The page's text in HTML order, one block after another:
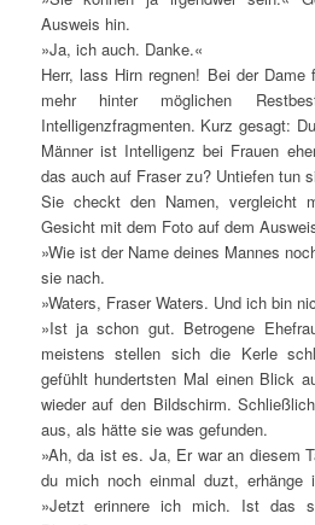
Ausweis hin.
»Ja, ich auch. Danke.«
Herr, lass Hirn regnen! Bei der
mehr hinter möglichen
Intelligenzfragmenten. Kurz gesagt:
Männer ist Intelligenz bei Frauen
das auch auf Fraser zu? Untiefen tun
Sie checkt den Namen, vergleicht
Gesicht mit dem Foto auf dem
»Wie ist der Name deines Mannes
sie nach.
»Waters, Fraser Waters. Und ich bin
»Ist ja schon gut. Betrogene
meistens stellen sich die Kerle
gefühlt hundertsten Mal einen Blick
wieder auf den Bildschirm.
aus, als hätte sie was gefunden.
»Ah, da ist es. Ja, Er war an diesem
du mich noch einmal duzt, erhänge
»Jetzt erinnere ich mich. Ist das